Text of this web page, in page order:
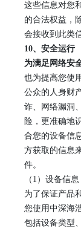
这些信息对您
的合法权益，
会接收到此类
10、 安全运行
为满足网络安
也为提高您使
公众的人身财
诈、网络漏洞
险，更准确地
合您的设备信
方获取的信息
件。
（ 1）设备信息
为了保证产品
您使用中深海
包括设备类型